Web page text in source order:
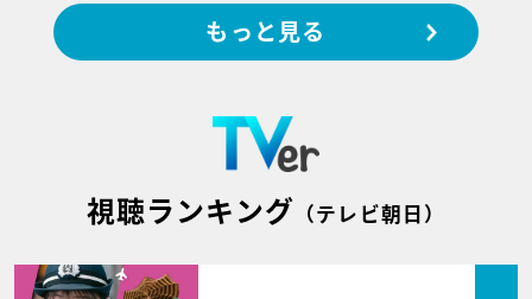
もっと見る
視聴ランキング （テレビ朝日）